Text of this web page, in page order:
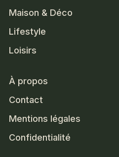
Maison & Déco
Lifestyle
Loisirs
À propos
Contact
Mentions légales
Confidentialité